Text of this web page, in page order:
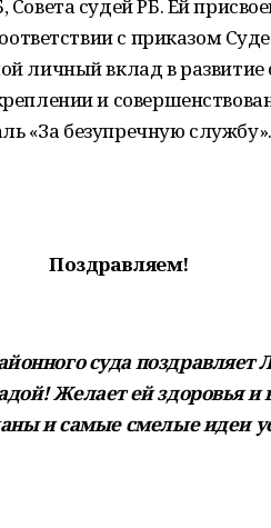
Совета судей РБ. Ей
с приказом
личный вклад в
и
«За безупречную службу».
Поздравляем!
суда поздравляет
Желает ей здоровья и
и самые смелые идеи